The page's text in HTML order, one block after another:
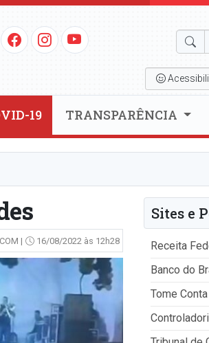
19 TRANSPARÊNCIA
| 16/08/2022 às 12h28
Sites e
Receita
Banco do
Tome Conta